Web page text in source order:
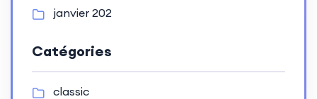
janvier 202
Catégories
classic